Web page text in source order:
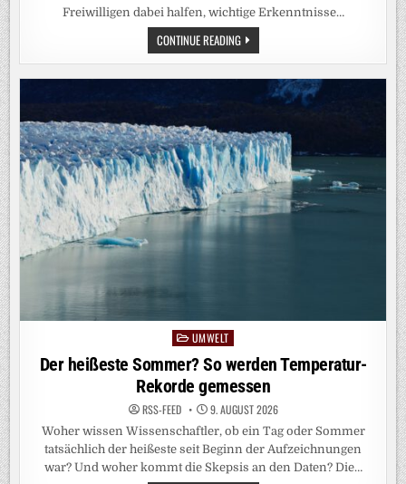
Freiwilligen dabei halfen, wichtige Erkenntnisse…
CONTINUE READING100
TAGE
ISOLATION:
PROJEKT
SOLIS100
PostedUMWELT
Der heißeste Sommer? So werden Temperatur-
Rekorde gemessen
RSS-FEED 9. AUGUST 2026
Woher wissen Wissenschaftler, ob ein Tag oder Sommer
tatsächlich der heißeste seit Beginn der Aufzeichnungen
war? Und woher kommt die Skepsis an den Daten? Die…